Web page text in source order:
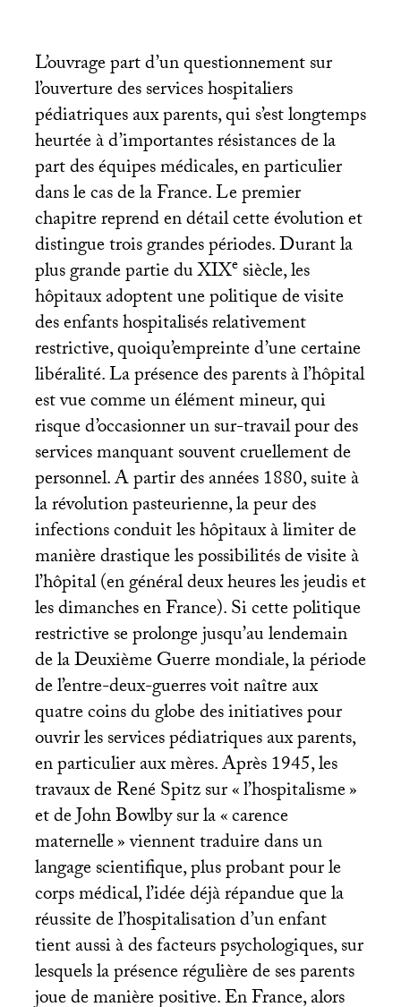
L’ouvrage part d’un questionnement sur
l’ouverture des services hospitaliers
pédiatriques aux parents, qui s’est longtemps
heurtée à d’importantes résistances de la
part des équipes médicales, en particulier
dans le cas de la France. Le premier
chapitre reprend en détail cette évolution et
distingue trois grandes périodes. Durant la
plus grande partie duXIXesiècle, les
hôpitaux adoptent une politique de visite
des enfants hospitalisés relativement
restrictive, quoiqu’empreinte d’une certaine
libéralité. La présence des parents à l’hôpital
est vue comme un élément mineur, qui
risque d’occasionner un sur-travail pour des
services manquant souvent cruellement de
personnel. A partir des années 1880, suite à
la révolution pasteurienne, la peur des
infections conduit les hôpitaux à limiter de
manière drastique les possibilités de visite à
l’hôpital (en général deux heures les jeudis et
les dimanches en France). Si cette politique
restrictive se prolonge jusqu’au lendemain
de la Deuxième Guerre mondiale, la période
de l’entre-deux-guerres voit naître aux
quatre coins du globe des initiatives pour
ouvrir les services pédiatriques aux parents,
en particulier aux mères. Après 1945, les
travaux de René Spitz sur «l’hospitalisme»
et de John Bowlby sur la «carence
maternelle» viennent traduire dans un
langage scientifique, plus probant pour le
corps médical, l’idée déjà répandue que la
réussite de l’hospitalisation d’un enfant
tient aussi à des facteurs psychologiques, sur
lesquels la présence régulière de ses parents
joue de manière positive. En France, alors